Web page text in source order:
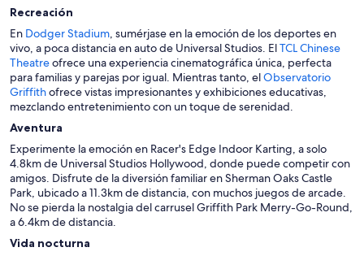
Recreación
En Dodger Stadium, sumérjase en la emoción de los deportes en
vivo, a poca distancia en auto de Universal Studios. ElTCL Chinese
Theatreofrece una experiencia cinematográfica única, perfecta
para familias y parejas por igual. Mientras tanto, elObservatorio
Griffithofrece vistas impresionantes y exhibiciones educativas,
mezclando entretenimiento con un toque de serenidad.
Aventura
Experimente la emoción en Racer's Edge Indoor Karting, a solo
4.8km de Universal Studios Hollywood, donde puede competir con
amigos. Disfrute de la diversión familiar en Sherman Oaks Castle
Park, ubicado a 11.3km de distancia, con muchos juegos de arcade.
No se pierda la nostalgia del carrusel Griffith Park Merry-Go-Round,
a 6.4km de distancia.
Vida nocturna